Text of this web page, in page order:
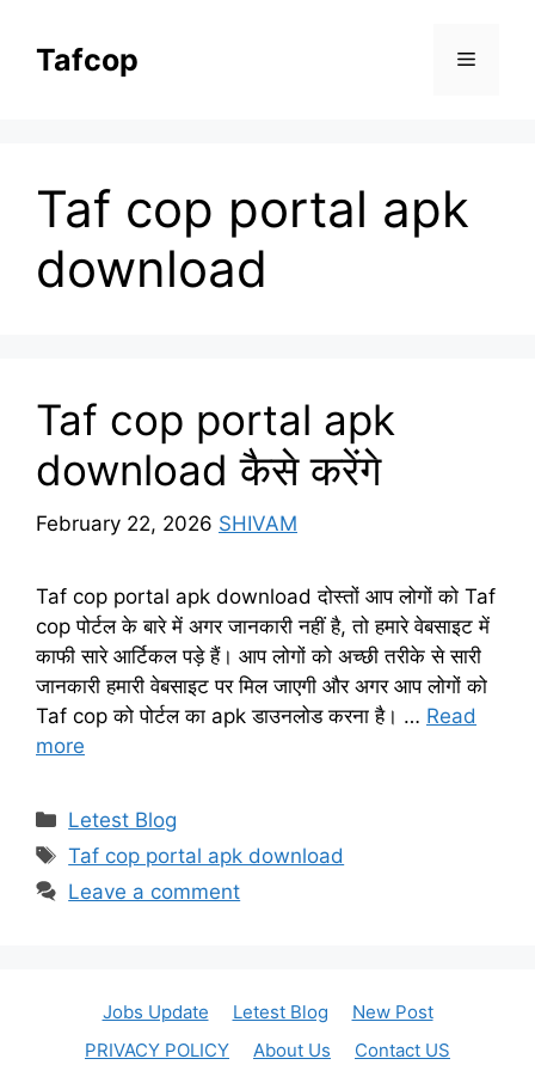
contentTafcop Menu
Taf cop portal apk
download
Taf cop portal apk
download कैसे करेंगे
February 22, 2026 SHIVAM
Taf cop portal apk download दोस्तों आप लोगों को Taf
cop पोर्टल के बारे में अगर जानकारी नहीं है, तो हमारे वेबसाइट में
काफी सारे आर्टिकल पड़े हैं। आप लोगों को अच्छी तरीके से सारी
जानकारी हमारी वेबसाइट पर मिल जाएगी और अगर आप लोगों को
Taf cop को पोर्टल का apk डाउनलोड करना है। … Read
more
Categories
Letest Blog
Tags
Taf cop portal apk download
Leave a comment
Jobs Update Letest Blog
New Post
PRIVACY POLICY
About Us Contact US